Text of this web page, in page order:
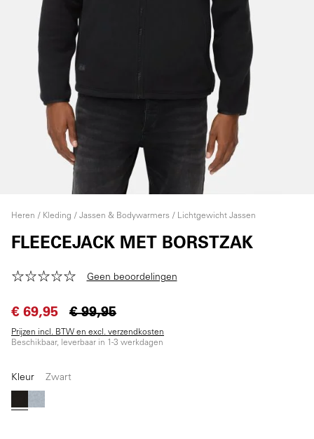
Heren Kleding Jassen & Bodywarmers Lichtgewicht Jassen
FLEECEJACK MET BORSTZAK
Geen beoordelingen
€ 69,95 € 99,95
Prijzen incl. BTW en excl. verzendkosten
Beschikbaar, leverbaar in 1-3 werkdagen
Kleur Zwart
ZwartGrijs